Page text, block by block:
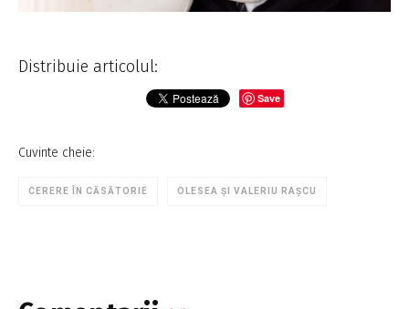
Distribuie articolul:
Save
Cuvinte cheie:
CERERE ÎN CĂSĂTORIE OLESEA ȘI VALERIU RAȘCU